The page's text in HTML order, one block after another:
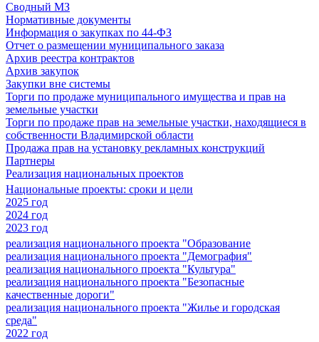
Сводный МЗ
Нормативные документы
Информация о закупках по 44-ФЗ
Отчет о размещении муниципального заказа
Архив реестра контрактов
Архив закупок
Закупки вне системы
Торги по продаже муниципального имущества и прав на
земельные участки
Торги по продаже прав на земельные участки, находящиеся в
собственности Владимирской области
Продажа прав на установку рекламных конструкций
Партнеры
Реализация национальных проектов
Национальные проекты: сроки и цели
2025 год
2024 год
2023 год
реализация национального проекта "Образование
реализация национального проекта "Демография"
реализация национального проекта "Культура"
реализация национального проекта "Безопасные
качественные дороги"
реализация национального проекта "Жилье и городская
среда"
2022 год